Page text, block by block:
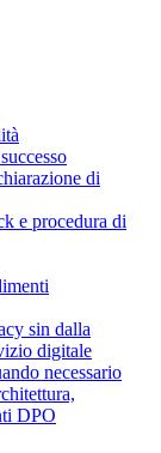
di
e procedura di
sin dalla
digitale
necessario
DPO